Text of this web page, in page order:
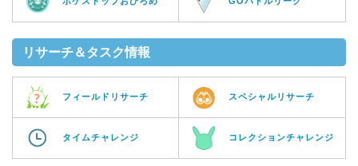
リサーチ＆タスク情報
フィールドリサーチ スペシャルリサーチ
タイムチャレンジ コレクションチャレンジ